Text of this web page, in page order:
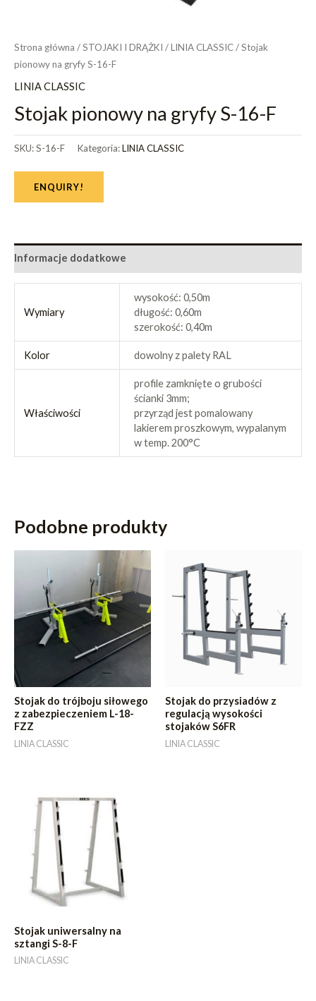
Strona główna /STOJAKI I DRĄŻKI /LINIA CLASSIC/ Stojak
pionowy na gryfy S-16-F
LINIA CLASSIC
Stojak pionowy na gryfy S-16-F
SKU:S-16-F Kategoria:LINIA CLASSIC
ENQUIRY!
Informacje dodatkowe
Wymiary
wysokość: 0,50m
długość: 0,60m
szerokość: 0,40m
Kolor dowolny z palety RAL
Właściwości
profile zamknięte o grubości
ścianki 3mm;
przyrząd jest pomalowany
lakierem proszkowym, wypalanym
w temp. 200°C
Podobne produkty
Stojak do trójboju siłowego
z zabezpieczeniem L-18-
FZZ
LINIA CLASSIC
Stojak do przysiadów z
regulacją wysokości
stojaków S6FR
LINIA CLASSIC
Stojak uniwersalny na
sztangi S-8-F
LINIA CLASSIC